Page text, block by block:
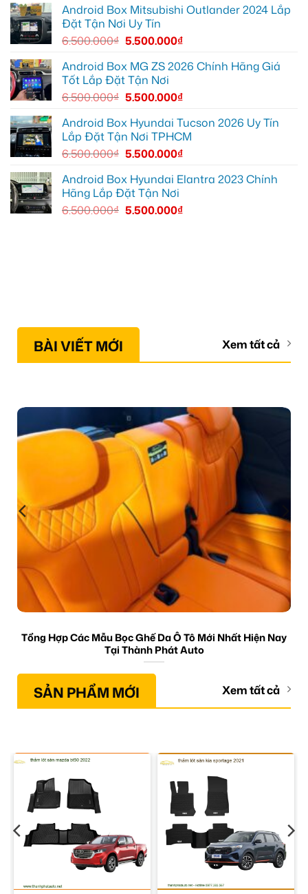
trải
nghiệm
lái
Hóc
Môn
để
mái
hơn
Android Box Mitsubishi Outlander 2024 Lắp
Đặt Tận Nơi Uy Tín
6.500.000₫ 5.500.000₫
Android Box MG ZS 2026 Chính Hãng Giá
Tốt Lắp Đặt Tận Nơi
6.500.000₫ 5.500.000₫
Android Box Hyundai Tucson 2026 Uy Tín
Lắp Đặt Tận Nơi TPHCM
6.500.000₫ 5.500.000₫
Android Box Hyundai Elantra 2023 Chính
Hãng Lắp Đặt Tận Nơi
6.500.000₫ 5.500.000₫
BÀI VIẾT MỚI Xem tất cả
Tổng Hợp Các Mẫu Bọc Ghế Da Ô Tô Mới Nhất Hiện Nay
Tại Thành Phát Auto
SẢN PHẨM MỚI Xem tất cả